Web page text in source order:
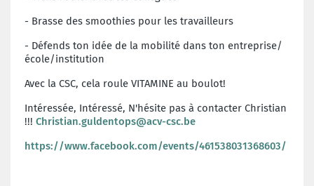
- Brasse des smoothies pour les travailleurs
- Défends ton idée de la mobilité dans ton entreprise/
école/institution
Avec la CSC, cela roule VITAMINE au boulot!
Intéressée, Intéressé, N'hésite pas à contacter Christian
!!! Christian.guldentops@acv-csc.be
https://www.facebook.com/events/461538031368603/